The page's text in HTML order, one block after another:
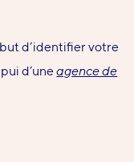
d’identifier votre
d’uneagence de